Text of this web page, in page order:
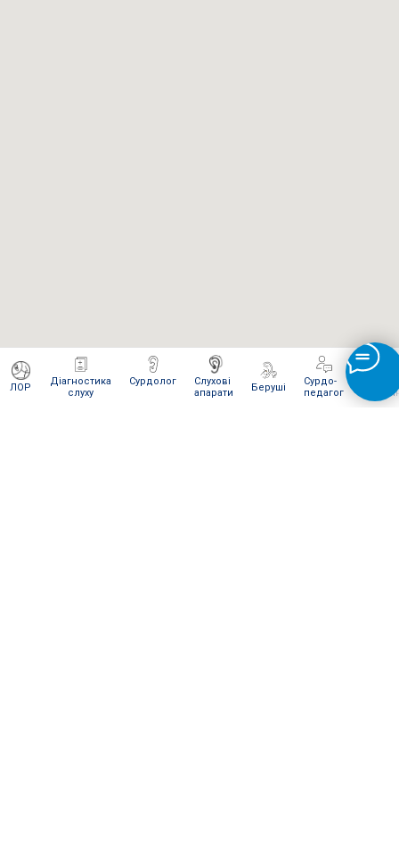
ЛОР
Діагностика
слуху
Сурдолог
Слухові
апарати
Беруші
Сурдо-
педагог